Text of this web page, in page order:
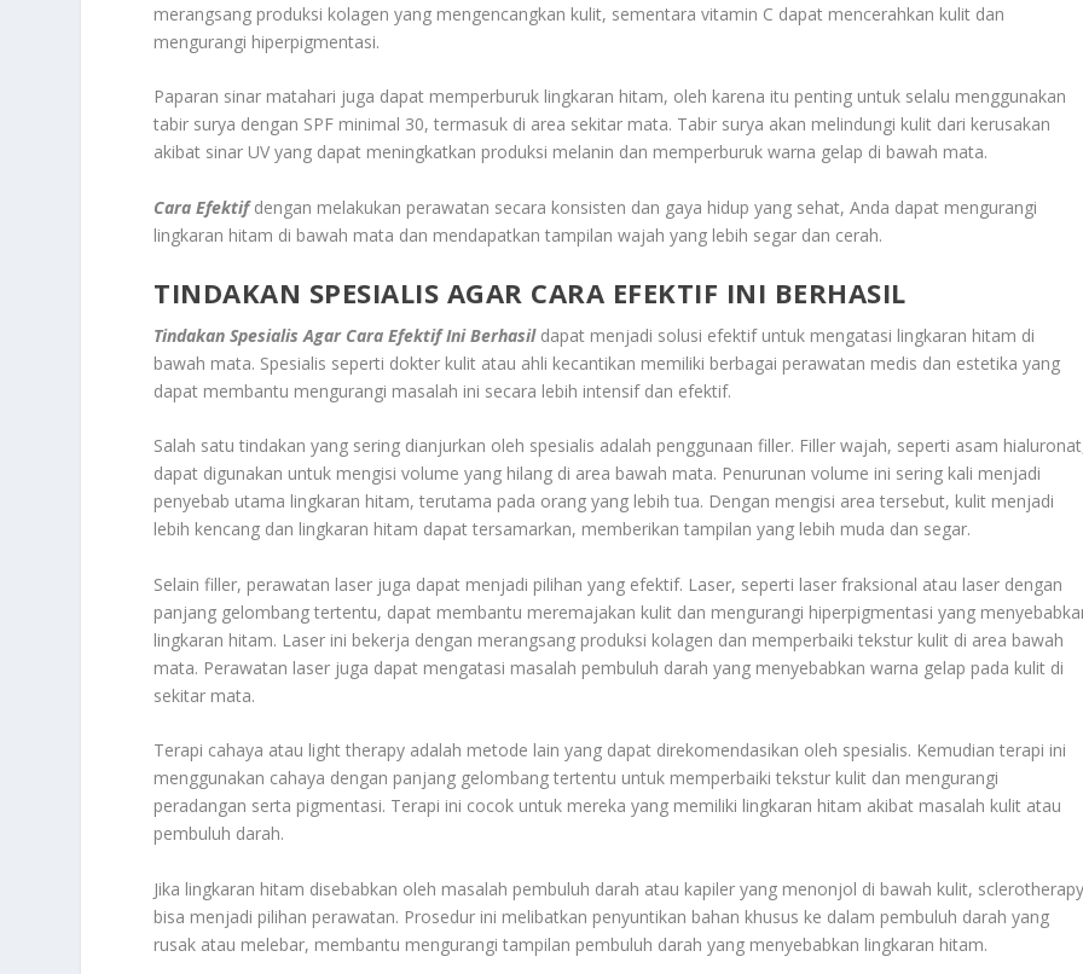
merangsang produksi kolagen yang mengencangkan kulit, sementara vitamin C dapat mencerahkan kulit dan
mengurangi hiperpigmentasi.
Paparan sinar matahari juga dapat memperburuk lingkaran hitam, oleh karena itu penting untuk selalu menggunakan
tabir surya dengan SPF minimal 30, termasuk di area sekitar mata. Tabir surya akan melindungi kulit dari kerusakan
akibat sinar UV yang dapat meningkatkan produksi melanin dan memperburuk warna gelap di bawah mata.
Cara Efektifdengan melakukan perawatan secara konsisten dan gaya hidup yang sehat, Anda dapat mengurangi
lingkaran hitam di bawah mata dan mendapatkan tampilan wajah yang lebih segar dan cerah.
TINDAKAN SPESIALIS AGAR CARA EFEKTIF INI BERHASIL
Tindakan Spesialis Agar Cara Efektif Ini Berhasildapat menjadi solusi efektif untuk mengatasi lingkaran hitam di
bawah mata. Spesialis seperti dokter kulit atau ahli kecantikan memiliki berbagai perawatan medis dan estetika yang
dapat membantu mengurangi masalah ini secara lebih intensif dan efektif.
Salah satu tindakan yang sering dianjurkan oleh spesialis adalah penggunaan filler. Filler wajah, seperti asam
dapat digunakan untuk mengisi volume yang hilang di area bawah mata. Penurunan volume ini sering kali menjadi
penyebab utama lingkaran hitam, terutama pada orang yang lebih tua. Dengan mengisi area tersebut, kulit menjadi
lebih kencang dan lingkaran hitam dapat tersamarkan, memberikan tampilan yang lebih muda dan segar.
Selain filler, perawatan laser juga dapat menjadi pilihan yang efektif. Laser, seperti laser fraksional atau laser dengan
panjang gelombang tertentu, dapat membantu meremajakan kulit dan mengurangi hiperpigmentasi yang
lingkaran hitam. Laser ini bekerja dengan merangsang produksi kolagen dan memperbaiki tekstur kulit di area bawah
mata. Perawatan laser juga dapat mengatasi masalah pembuluh darah yang menyebabkan warna gelap pada kulit di
sekitar mata.
Terapi cahaya atau light therapy adalah metode lain yang dapat direkomendasikan oleh spesialis. Kemudian terapi ini
menggunakan cahaya dengan panjang gelombang tertentu untuk memperbaiki tekstur kulit dan mengurangi
peradangan serta pigmentasi. Terapi ini cocok untuk mereka yang memiliki lingkaran hitam akibat masalah kulit atau
pembuluh darah.
Jika lingkaran hitam disebabkan oleh masalah pembuluh darah atau kapiler yang menonjol di bawah kulit,
bisa menjadi pilihan perawatan. Prosedur ini melibatkan penyuntikan bahan khusus ke dalam pembuluh darah yang
rusak atau melebar, membantu mengurangi tampilan pembuluh darah yang menyebabkan lingkaran hitam.